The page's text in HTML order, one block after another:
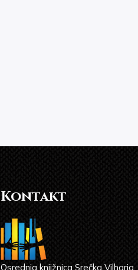
Kontakt
Osrednja knjižnica Srečka Vilharja